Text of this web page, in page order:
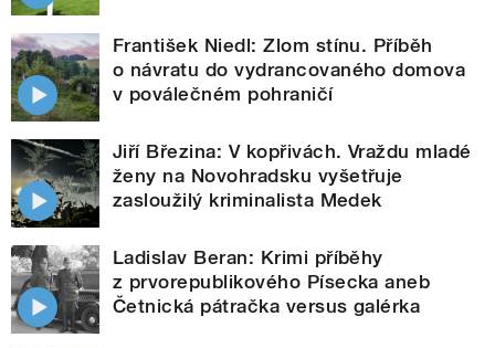
František Niedl: Zlom stínu. Příběh
o návratu do vydrancovaného domova
v poválečném pohraničí
Jiří Březina: V kopřivách. Vraždu mladé
ženy na Novohradsku vyšetřuje
zasloužilý kriminalista Medek
Ladislav Beran: Krimi příběhy
z prvorepublikového Písecka aneb
Četnická pátračka versus galérka